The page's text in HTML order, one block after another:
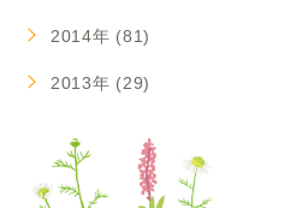
2014年 (81)
2013年 (29)